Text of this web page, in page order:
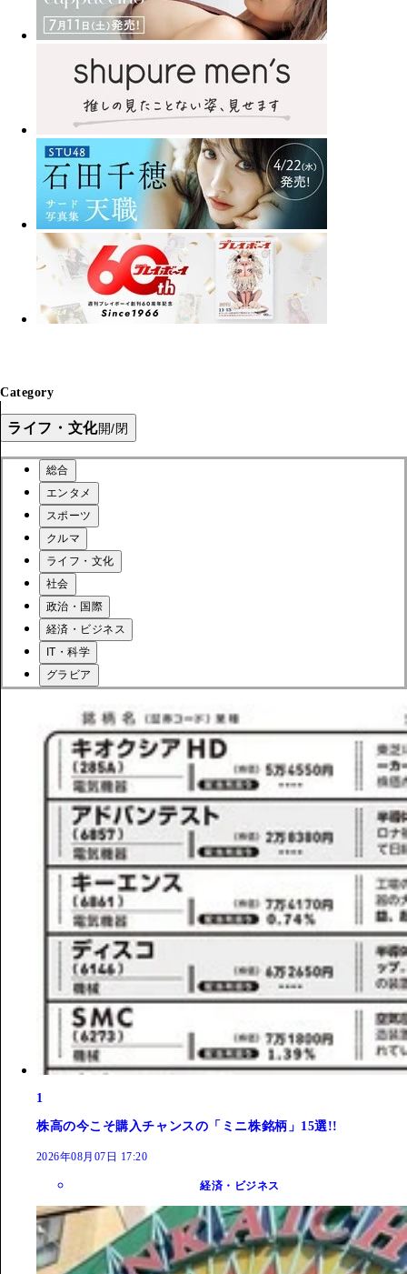
Category
ライフ・文化開/閉
総合
エンタメ
スポーツ
クルマ
ライフ・文化
社会
政治・国際
経済・ビジネス
IT・科学
グラビア
1
株高の今こそ購入チャンスの「ミニ株銘柄」15選!!
2026年08月07日 17:20
経済・ビジネス